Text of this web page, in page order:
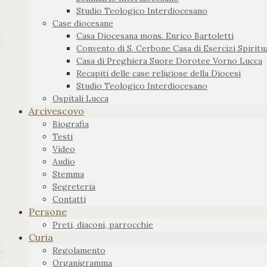
Studio Teologico Interdiocesano
Case diocesane
Casa Diocesana mons. Enrico Bartoletti
Convento di S. Cerbone Casa di Esercizi
Casa di Preghiera Suore Dorotee Vorno Lucca
Recapiti delle case religiose della Diocesi
Studio Teologico Interdiocesano
Ospitali Lucca
Arcivescovo
Biografia
Testi
Video
Audio
Stemma
Segreteria
Contatti
Persone
Preti, diaconi, parrocchie
Curia
Regolamento
Organigramma